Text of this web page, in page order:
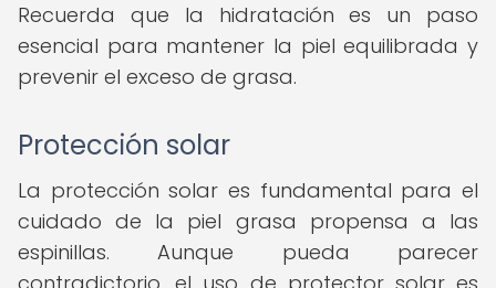
Recuerda que la hidratación es un paso
esencial para mantener la piel equilibrada y
prevenir el exceso de grasa.
Protección solar
La protección solar es fundamental para el
cuidado de la piel grasa propensa a las
espinillas. Aunque pueda parecer